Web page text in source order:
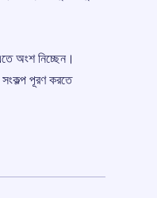
অংশ নিচ্ছেন।
সংকল্প পূরণ করতে